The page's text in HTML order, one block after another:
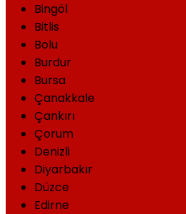
Bingöl
Bitlis
Bolu
Burdur
Bursa
Çanakkale
Çankırı
Çorum
Denizli
Diyarbakır
Düzce
Edirne